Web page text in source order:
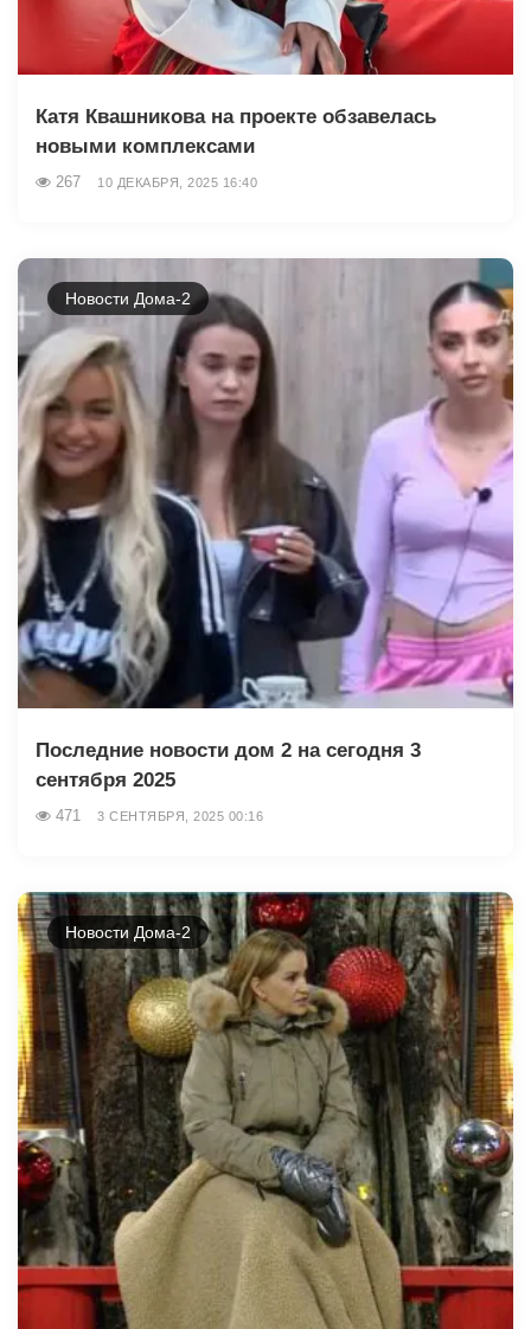
Катя Квашникова на проекте обзавелась
новыми комплексами
267 10 ДЕКАБРЯ, 2025 16:40
Новости Дома-2
Последние новости дом 2 на сегодня 3
сентября 2025
471 3 СЕНТЯБРЯ, 2025 00:16
Новости Дома-2